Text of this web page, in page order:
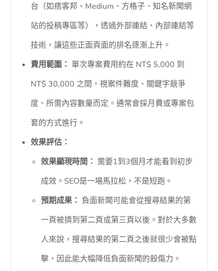
台（如痞客邦、Medium、方格子、知名新聞網
站的投稿專區等），透過外部連結、內部連結等
技術，讓這些正面頁面的排名逐漸上升。
費用範圍： 單次專案費用約在 NT$ 5,000 到
NT$ 30,000 之間，視案件難度、關鍵字競爭
度、所需內容數量而定。通常會採月費或專案包
套的方式進行。
效果評估：
效果顯現時間： 需要1到3個月才能看到初步
成效。SEO是一場馬拉松，不是短跑。
預期成果： 負面新聞可能會從搜尋結果的第
一頁被擠到第二頁或第三頁以後。對於大多數
人來說，搜尋結果的第二頁之後就很少會被點
擊，因此能大幅降低負面新聞的殺傷力。